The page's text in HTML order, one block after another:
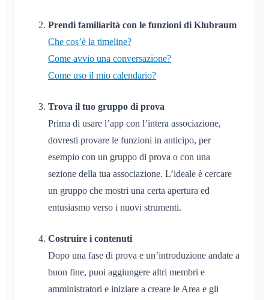
Prendi familiarità con le funzioni di Klubraum
Che cos’è la timeline?
Come avvio una conversazione?
Come uso il mio calendario?
Trova il tuo gruppo di prova
Prima di usare l’app con l’intera associazione,
dovresti provare le funzioni in anticipo, per
esempio con un gruppo di prova o con una
sezione della tua associazione. L’ideale è cercare
un gruppo che mostri una certa apertura ed
entusiasmo verso i nuovi strumenti.
Costruire i contenuti
Dopo una fase di prova e un’introduzione andate a
buon fine, puoi aggiungere altri membri e
amministratori e iniziare a creare le Area e gli